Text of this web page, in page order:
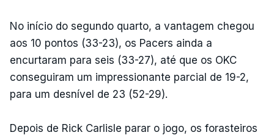
No início do segundo quarto, a vantagem chegou
aos 10 pontos (33-23), os Pacers ainda a
encurtaram para seis (33-27), até que os OKC
conseguiram um impressionante parcial de 19-2,
para um desnível de 23 (52-29).
Depois de Rick Carlisle parar o jogo, os forasteiros